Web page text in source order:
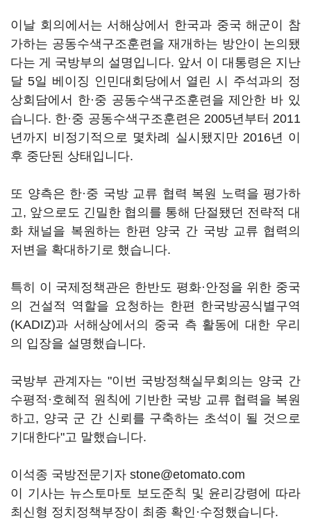
이날 회의에서는 서해상에서 한국과 중국 해군이 참
가하는 공동수색구조훈련을 재개하는 방안이 논의됐
다는 게 국방부의 설명입니다. 앞서 이 대통령은 지난
달 5일 베이징 인민대회당에서 열린 시 주석과의 정
상회담에서 한·중 공동수색구조훈련을 제안한 바 있
습니다. 한·중 공동수색구조훈련은 2005년부터 2011
년까지 비정기적으로 몇차례 실시됐지만 2016년 이
후 중단된 상태입니다.
또 양측은 한·중 국방 교류 협력 복원 노력을 평가하
고, 앞으로도 긴밀한 협의를 통해 단절됐던 전략적 대
화 채널을 복원하는 한편 양국 간 국방 교류 협력의
저변을 확대하기로 했습니다.
특히 이 국제정책관은 한반도 평화·안정을 위한 중국
의 건설적 역할을 요청하는 한편 한국방공식별구역
(KADIZ)과 서해상에서의 중국 측 활동에 대한 우리
의 입장을 설명했습니다.
국방부 관계자는 "이번 국방정책실무회의는 양국 간
수평적·호혜적 원칙에 기반한 국방 교류 협력을 복원
하고, 양국 군 간 신뢰를 구축하는 초석이 될 것으로
기대한다"고 말했습니다.
이석종 국방전문기자 stone@etomato.com
이 기사는 뉴스토마토 보도준칙 및 윤리강령에 따라
최신형 정치정책부장이 최종 확인·수정했습니다.